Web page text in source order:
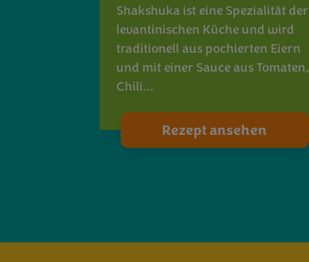
Shakshuka ist eine Spezialität der
levantinischen Küche und wird
traditionell aus pochierten Eiern
und mit einer Sauce aus Tomaten,
Chili…
Rezept ansehen